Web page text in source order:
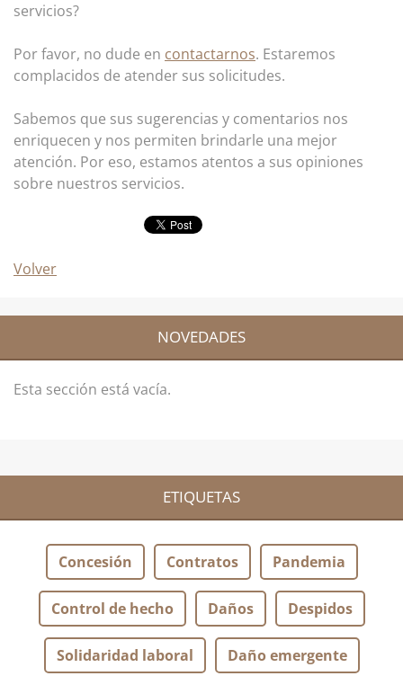
servicios?
Por favor, no dude en contactarnos. Estaremos
complacidos de atender sus solicitudes.
Sabemos que sus sugerencias y comentarios nos
enriquecen y nos permiten brindarle una mejor
atención. Por eso, estamos atentos a sus opiniones
sobre nuestros servicios.
Volver
NOVEDADES
Esta sección está vacía.
ETIQUETAS
Concesión Contratos Pandemia
Control de hecho Daños Despidos
Solidaridad laboral Daño emergente